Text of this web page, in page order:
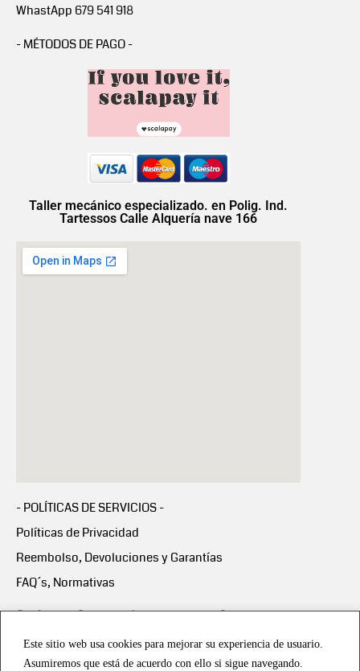
Este sitio web usa cookies para mejorar su experiencia de usuario.
Asumiremos que está de acuerdo con ello si sigue navegando.
WhastApp 679 541 918
- MÉTODOS DE PAGO -
Taller mecánico especializado. en Polig. Ind.
Tartessos Calle Alquería nave 166
- POLÍTICAS DE SERVICIOS -
Políticas de Privacidad
Reembolso, Devoluciones y Garantías
FAQ´s, Normativas
Scalapay:Compra ahora y paga en 3 cuotas
Scalapay Política Privacidad